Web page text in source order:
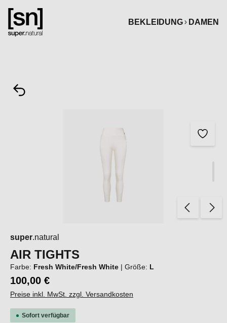
springen
BEKLEIDUNG
DAMEN
super.natural
AIR TIGHTS
Farbe: Fresh White/Fresh White | Größe: L
100,00 €
Preise inkl. MwSt. zzgl. Versandkosten
Sofort verfügbar